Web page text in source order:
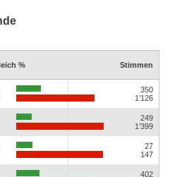
% Stimmen
350
1’126
249
1’399
27
147
402